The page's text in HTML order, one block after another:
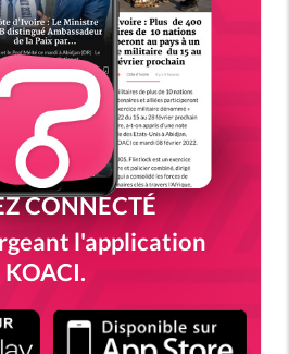
CONNECTÉ
l'application
KOACI.